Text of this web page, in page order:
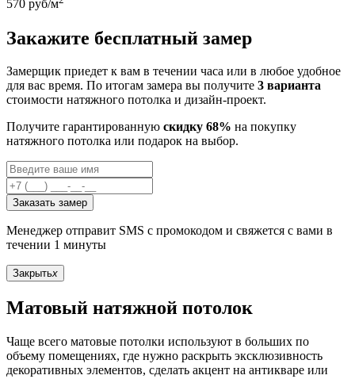
570 руб/м
Закажите бесплатный замер
Замерщик приедет к вам в течении часа или в любое удобное
для вас время. По итогам замера вы получите 3 варианта
стоимости натяжного потолка и дизайн-проект.
Получите гарантированную скидку 68% на покупку
натяжного потолка или подарок на выбор.
Заказать замер
Менеджер отправит SMS с промокодом и свяжется с вами в
течении 1 минуты
Закрытьx
Матовый натяжной потолок
Чаще всего матовые потолки используют в больших по
объему помещениях, где нужно раскрыть эксклюзивность
декоративных элементов, сделать акцент на антикваре или